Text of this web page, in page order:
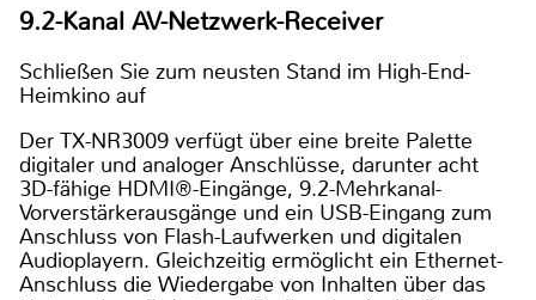
9.2-Kanal AV-Netzwerk-Receiver
Schließen Sie zum neusten Stand im High-End-
Heimkino auf
Der TX-NR3009 verfügt über eine breite Palette
digitaler und analoger Anschlüsse, darunter acht
3D-fähige HDMI®-Eingänge, 9.2-Mehrkanal-
Vorverstärkerausgänge und ein USB-Eingang zum
Anschluss von Flash-Laufwerken und digitalen
Audioplayern. Gleichzeitig ermöglicht ein Ethernet-
Anschluss die Wiedergabe von Inhalten über das